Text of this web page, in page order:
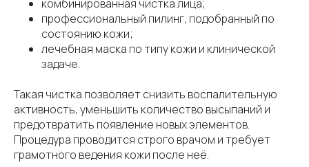
комбинированная чистка лица;
профессиональный пилинг, подобранный по
состоянию кожи;
лечебная маска по типу кожи и клинической
задаче.
Такая чистка позволяет снизить воспалительную
активность, уменьшить количество высыпаний и
предотвратить появление новых элементов.
Процедура проводится строго врачом и требует
грамотного ведения кожи после неё.